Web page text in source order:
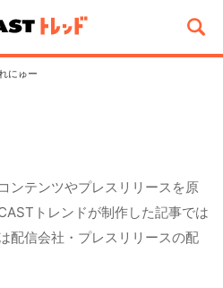
にゅー
ンテンツやプレスリリースを原
トレンドが制作した記事では
配信会社・プレスリリースの配